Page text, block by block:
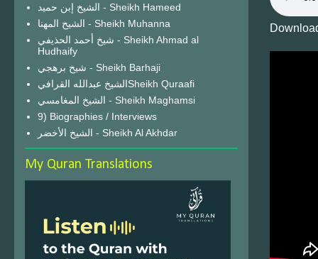
الشيخ إبن حميد - Sheikh Hameed
الشيخ المهنا - Sheikh Muhanna
شيخ أحمد الحذيفي - Sheikh Ahmad al
Hudhaify
شيخ برهجي - Sheikh Barhaji
الشيخ عبدالله القرافيSheikh Quraafi
الشيخ المغامسي - Sheikh Maghamsi
9) Biographies / Interviews
الشيخ الأخضر - Sheikh Al Akhdar
My Quran Translations